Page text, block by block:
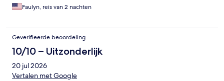
Faulyn, reis van 2 nachten
Geverifieerde beoordeling
10/10 – Uitzonderlijk
20 jul 2026
Vertalen met Google